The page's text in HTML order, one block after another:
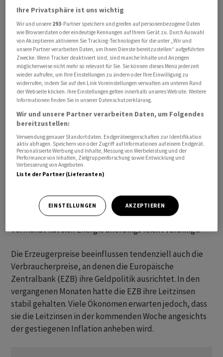
Im April legten sie im Vergleich zum entsprechenden
Vorjahresmonat um 4,9 Prozent zu, wie das Statistikamt
Eurostat am Mittwoch in Luxemburg mitteilte.
Volkswirte hatten im Schnitt damit gerechnet. Bereits
im März hatte es einen Preisschub gegeben, nachdem
die Erzeugerpreise in den sieben Monaten zuvor jeweils
Erzeugerpreise im April um 0,6 Prozent. Das hatten
Volkswirte ebenfalls erwartet.
Die Folgen des Kriegs zwischen den USA und Israel
sowie dem Iran hat die Energiepreise nach oben
getrieben. Im Jahresvergleich verteuerte sich Energie
für die Betriebe um 12,3 Prozent. Im Vergleich zum
Vormonat hat sich Energie allerdings leicht verbilligt.
Die Erzeugerpreise beeinflussen tendenziell auch die
Verbraucherpreise, an denen die Europäische
Zentralbank (EZB) ihre Geldpolitik ausrichtet. In den
vergangenen Monaten hatte die EZB ihre Leitzinsen
stabil gehalten. Viele Ökonomen erwarten jedoch, dass
sie die Leitzinsen in der kommenden Woche angesichts
der gestiegenen Inflation anheben wird.
Ihre Privatsphäre ist uns wichtig
Wir und unsere 293-Partner speichern und greifen auf personenbezogene Daten
wie Browserdaten oder eindeutige Kennungen auf Ihrem Gerät zu. Durch Auswahl
von Akzeptieren aktivieren Sie Tracking-Technologien für die unter „Wir und
unsere Partner verarbeiten Daten, um Ihnen Dienste bereitzustellen“ aufgeführten
Zwecke. Wenn Tracker deaktiviert sind, sind manche Inhalte und Anzeigen
möglicherweise nicht mehr so relevant für Sie. Sie können dieses Menü jederzeit
wieder aufrufen, um Ihre Einstellungen zu ändern oder Ihre Einwilligung zu
widerrufen, indem Sie auf den Link Voreinstellungen verwalten am unteren Rand
der Webseite klicken. Ihre Einstellungen gelten innerhalb unseres Website. Weitere
Informationen finden Sie in unserer Datenschutzerklärung.
Wir und unsere Partner verarbeiten Daten, um Folgendes
bereitzustellen:
Verwendung genauer Standortdaten. Endgeräteeigenschaften zur Identifikation
aktiv abfragen. Speichern von oder Zugriff auf Informationen auf einem Endgerät.
Personalisierte Werbung und Inhalte, Messung von Werbeleistung und der
Performance von Inhalten, Zielgruppenforschung sowie Entwicklung und
Verbesserung von Angeboten.
Liste der Partner (Lieferanten)
EINSTELLUNGEN AKZEPTIEREN